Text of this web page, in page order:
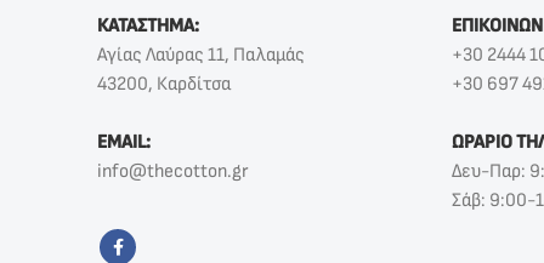
ΚΑΤΑΣΤΗΜΑ:
Αγίας Λαύρας 11, Παλαμάς
43200, Καρδίτσα
+30 2444
+30 697
EMAIL:
info@thecotton.gr
ΩΡΑΡΙΟ
Δευ-Παρ:
Σάβ: 9:00-